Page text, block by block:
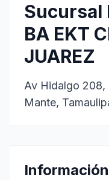
Sucursal
BA EKT
JUAREZ
Av Hidalgo 208,
Mante,